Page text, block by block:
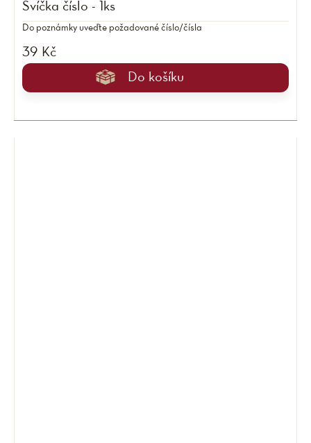
Svíčka číslo - 1ks
39 Kč
Do košíku
Do poznámky uveďte požadované číslo/čísla